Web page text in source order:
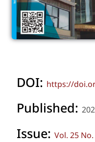
DOI: https://
Published:
Issue: Vol. 25